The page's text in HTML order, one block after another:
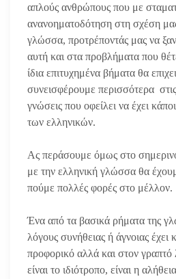
απλούς ανθρώπους που με
ανανοηματοδότηση στη σχέση
γλώσσα, προτρέποντάς μας να
αυτή και στα προβλήματα που
ίδια επιτυχημένα βήματα θα
συνεισφέρουμε περισσότερα
γνώσεις που οφείλει να έχει
των ελληνικών.
Ας περάσουμε όμως στο
με την ελληνική γλώσσα θα
πούμε πολλές φορές στο μέλλον.
Ένα από τα βασικά ρήματα της
λόγους συνήθειας ή άγνοιας έχει
προφορικό αλλά και στον
είναι το ιδιότροπο, είναι η